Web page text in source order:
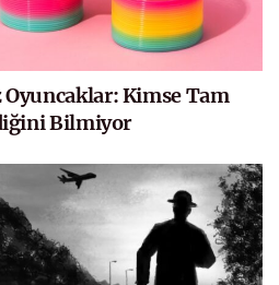
Oyuncaklar: Kimse Tam
Bilmiyor